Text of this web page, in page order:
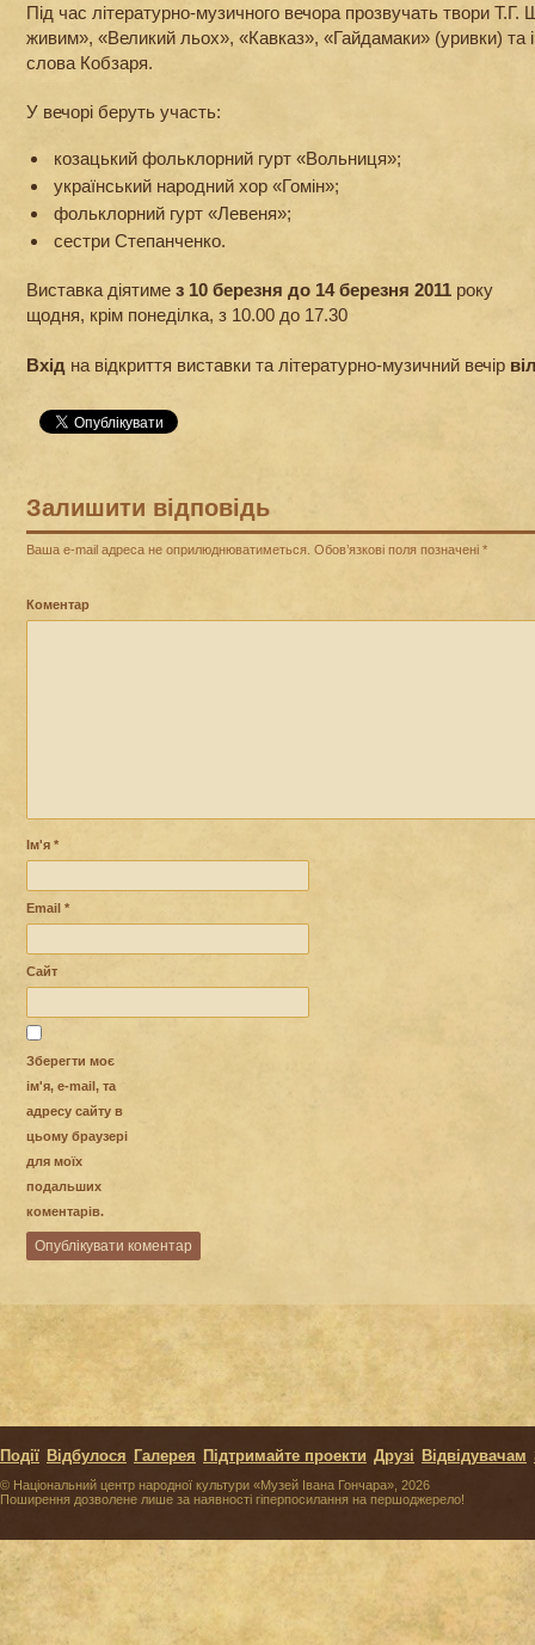
Під час літературно-музичного вечора прозвучать твори Т.Г.
живим», «Великий льох», «Кавказ», «Гайдамаки» (уривки) та
слова Кобзаря.
У вечорі беруть участь:
козацький фольклорний гурт «Вольниця»;
український народний хор «Гомін»;
фольклорний гурт «Левеня»;
сестри Степанченко.
Виставка діятиме з 10 березня до 14 березня 2011 року
щодня, крім понеділка, з 10.00 до 17.30
Вхід на відкриття виставки та літературно-музичний вечір
Залишити відповідь
Ваша e-mail адреса не оприлюднюватиметься. Обов’язкові поля позначені *
Коментар
Ім'я *
Email *
Сайт
Зберегти моє
ім'я, e-mail, та
адресу сайту в
цьому браузері
для моїх
подальших
коментарів.
© Національний центр народної культури «Музей Івана Гончара», 2026
Поширення дозволене лише за наявності гіперпосилання на першоджерело!
Події Відбулося Галерея Підтримайте проекти Друзі Відвідувачам